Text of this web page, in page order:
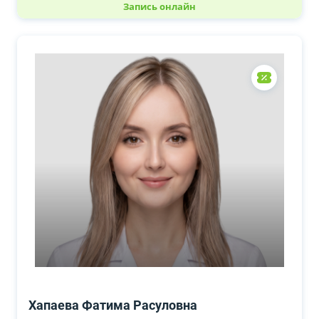
Запись онлайн
Хапаева Фатима Расуловна